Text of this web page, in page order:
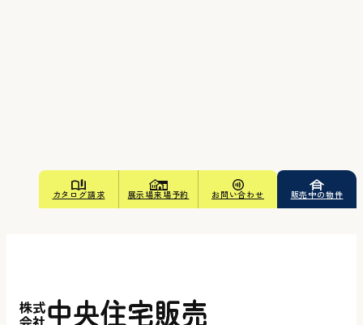
カタログ請求 展示場来場予約 お問い合わせ 販売中の物件